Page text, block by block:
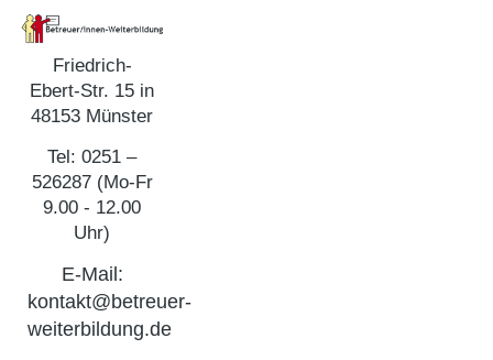
Friedrich-
Ebert-Str. 15 in
48153 Münster
Tel: 0251 –
526287 (Mo-Fr
9.00 - 12.00
Uhr)
E-Mail:
kontakt@betreuer-
weiterbildung.de